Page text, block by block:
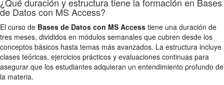
de Datos con MS Access?
El curso de Bases de Datos con MS Access tiene una duración de
tres meses, divididos en módulos semanales que cubren desde los
conceptos básicos hasta temas más avanzados. La estructura incluye
clases teóricas, ejercicios prácticos y evaluaciones continuas para
asegurar que los estudiantes adquieran un entendimiento profundo de
la materia.